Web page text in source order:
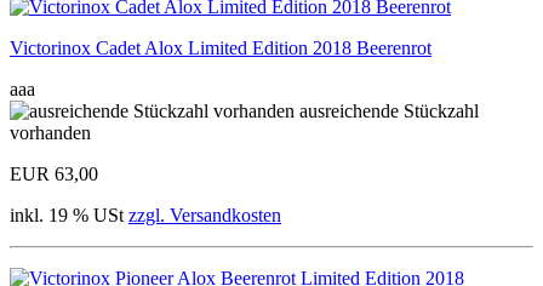
Victorinox Cadet Alox Limited Edition 2018 Beerenrot
aaa
ausreichende Stückzahl
vorhanden
EUR 63,00
inkl. 19 % USt zzgl. Versandkosten